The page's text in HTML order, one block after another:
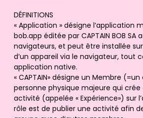
DÉFINITIONS
« Application » désigne l’application
bob.app éditée par CAPTAIN BOB SA
navigateurs, et peut être installée sur
d’un appareil via le navigateur, tout
application native.
« CAPTAIN» désigne un Membre
personne physique majeure qui
activité (appelée « Expérience») sur
rôle est de publier une activité afin